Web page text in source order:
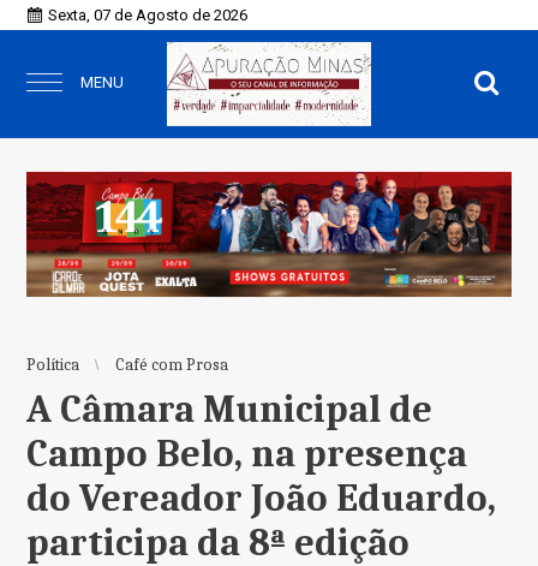
Sexta, 07 de Agosto de 2026
MENU
Política Café com Prosa
A Câmara Municipal de
Campo Belo, na presença
do Vereador João Eduardo,
participa da 8ª edição